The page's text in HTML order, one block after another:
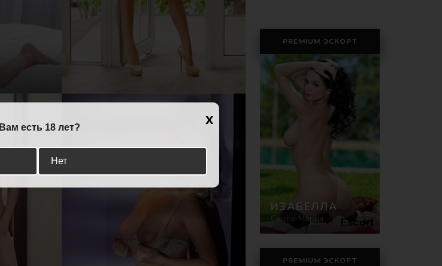
PREMIUM ЭСКОРТ
ИЗАБЕЛЛА
Санта-Мария 27
PREMIUM ЭСКОРТ
x
Вам есть 18 лет?
Нет